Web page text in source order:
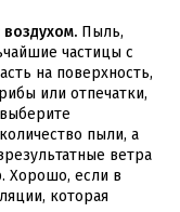
Пыль,
частицы с
на поверхность,
или отпечатки,
пыли, а
ветра
Хорошо, если в
которая